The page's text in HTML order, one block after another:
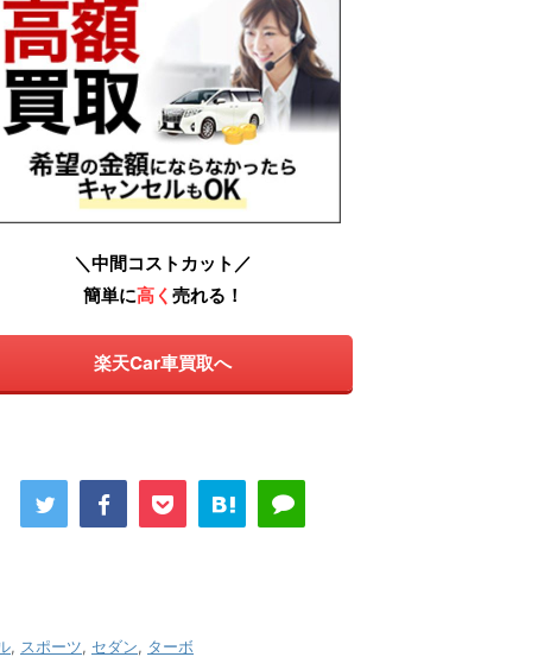
＼中間コストカット／
簡単に高く 売れる！
楽天Car車買取へ
, スポーツ, セダン, ターボ